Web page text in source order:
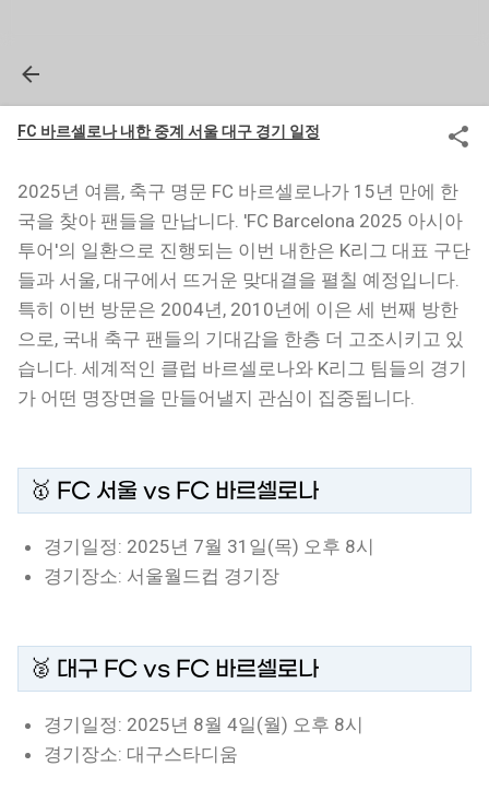
FC 바르셀로나 내한 중계 서울 대구 경기 일정
2025년 여름, 축구 명문 FC 바르셀로나가 15년 만에 한
국을 찾아 팬들을 만납니다. 'FC Barcelona 2025 아시아
투어'의 일환으로 진행되는 이번 내한은 K리그 대표 구단
들과 서울, 대구에서 뜨거운 맞대결을 펼칠 예정입니다.
특히 이번 방문은 2004년, 2010년에 이은 세 번째 방한
으로, 국내 축구 팬들의 기대감을 한층 더 고조시키고 있
습니다. 세계적인 클럽 바르셀로나와 K리그 팀들의 경기
가 어떤 명장면을 만들어낼지 관심이 집중됩니다.
🥇 FC 서울 vs FC 바르셀로나
경기일정: 2025년 7월 31일(목) 오후 8시
경기장소: 서울월드컵 경기장
🥈 대구 FC vs FC 바르셀로나
경기일정: 2025년 8월 4일(월) 오후 8시
경기장소: 대구스타디움